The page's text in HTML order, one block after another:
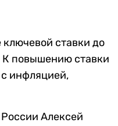
ключевой ставки до
К повышению ставки
инфляцией,
Алексей